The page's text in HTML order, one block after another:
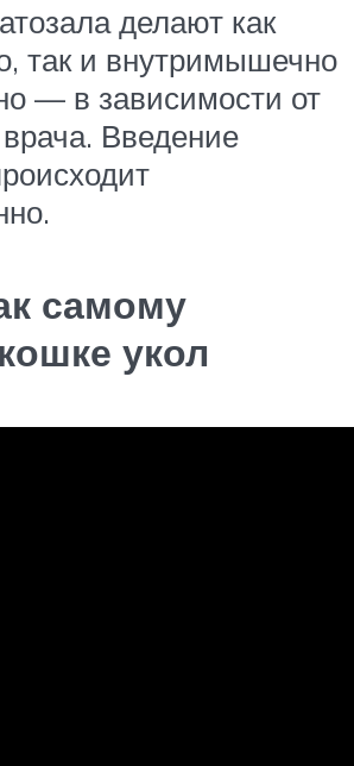
делают как
так и внутримышечно
— в зависимости от
Введение
самому
укол